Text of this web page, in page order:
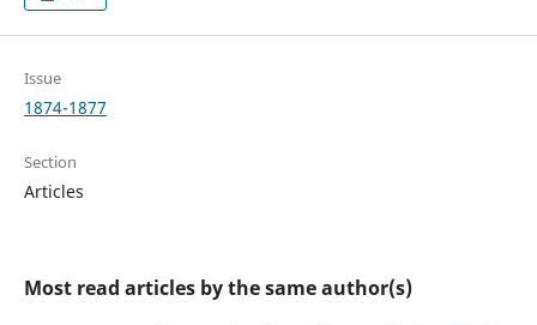
Issue
1874-1877
Section
Articles
Most read articles by the same author(s)